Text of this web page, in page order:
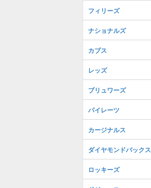
フィリーズ
ナショナルズ
カブス
レッズ
ブリュワーズ
パイレーツ
カージナルス
ダイヤモンドバックス
ロッキーズ